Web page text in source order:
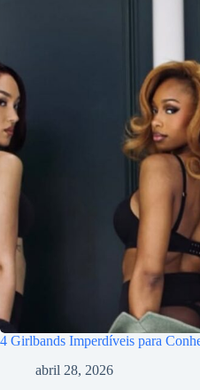
4 Girlbands Imperdíveis para
abril 28, 2026